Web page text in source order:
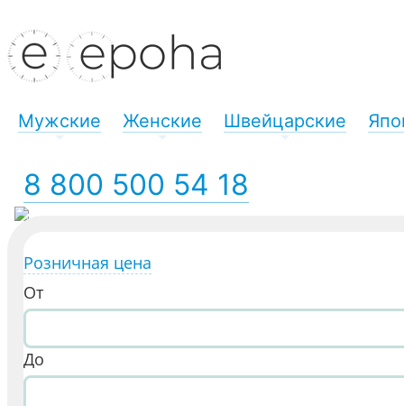
Мужские Женские Швейцарские
8 800 500 54 18
Розничная цена
От
До